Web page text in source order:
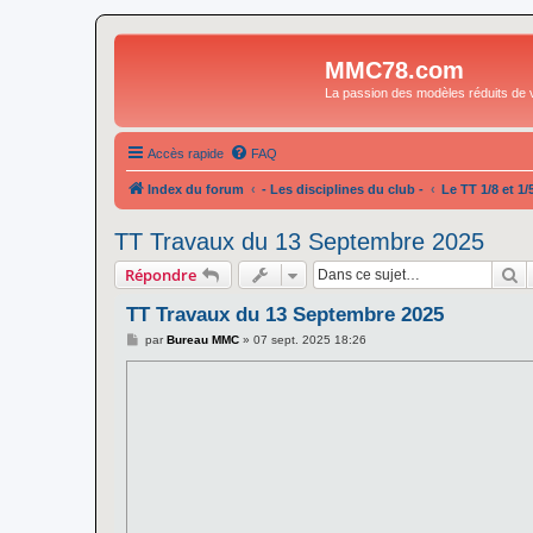
MMC78.com
La passion des modèles réduits de
Accès rapide FAQ
Index du forum - Les disciplines du club - Le TT 1/8 et 1/
TT Travaux du 13 Septembre 2025
Répondre
TT Travaux du 13 Septembre 2025
MparBureau MMC» 07 sept. 2025 18:26